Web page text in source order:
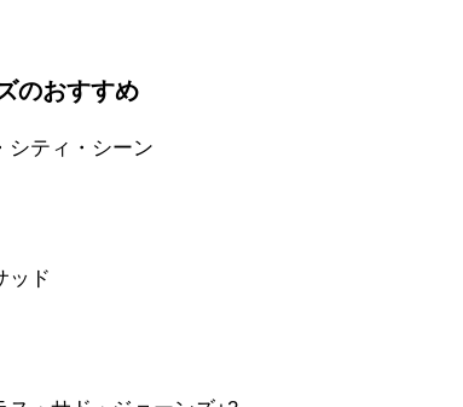
のおすすめ
シティ・シーン
ッド